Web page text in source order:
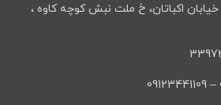
اكباتان، خ ملت نبش كوچه كاوه ،